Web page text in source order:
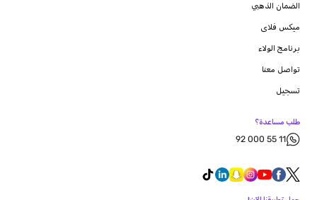
الضمان الذهبي
ميكس فلاى
برنامج الولاء
تواصل معنا
تسجيل
طلب مساعدة؟
92 000 55 11